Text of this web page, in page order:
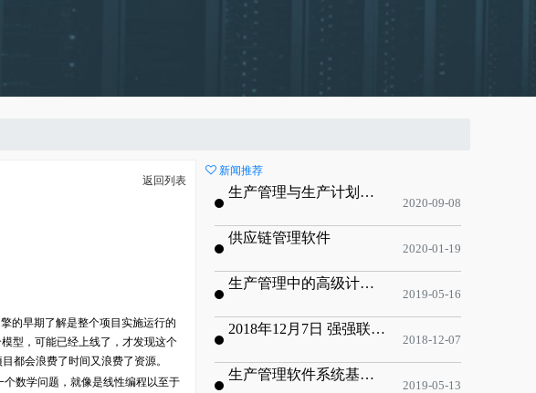
返回列表
的早期了解是整个项目实施运行的
型，可能已经上线了，才发现这个
都会浪费了时间又浪费了资源。
数学问题，就像是线性编程以至于
新闻推荐
生产管理与生产计划的目标
2020-09-08
供应链管理软件
2020-01-19
生产管理中的高级计划与排程优化
2019-05-16
2018年12月7日 强强联手，共同推进电子器件领域APS应用典范 风华高科生产自动化工业互联网应用项目-APS项目启动会
2018-12-07
生产管理软件系统基于信息化的解决方案
2019-05-13